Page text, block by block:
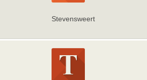
Stevensweert